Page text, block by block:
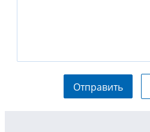
Отправить